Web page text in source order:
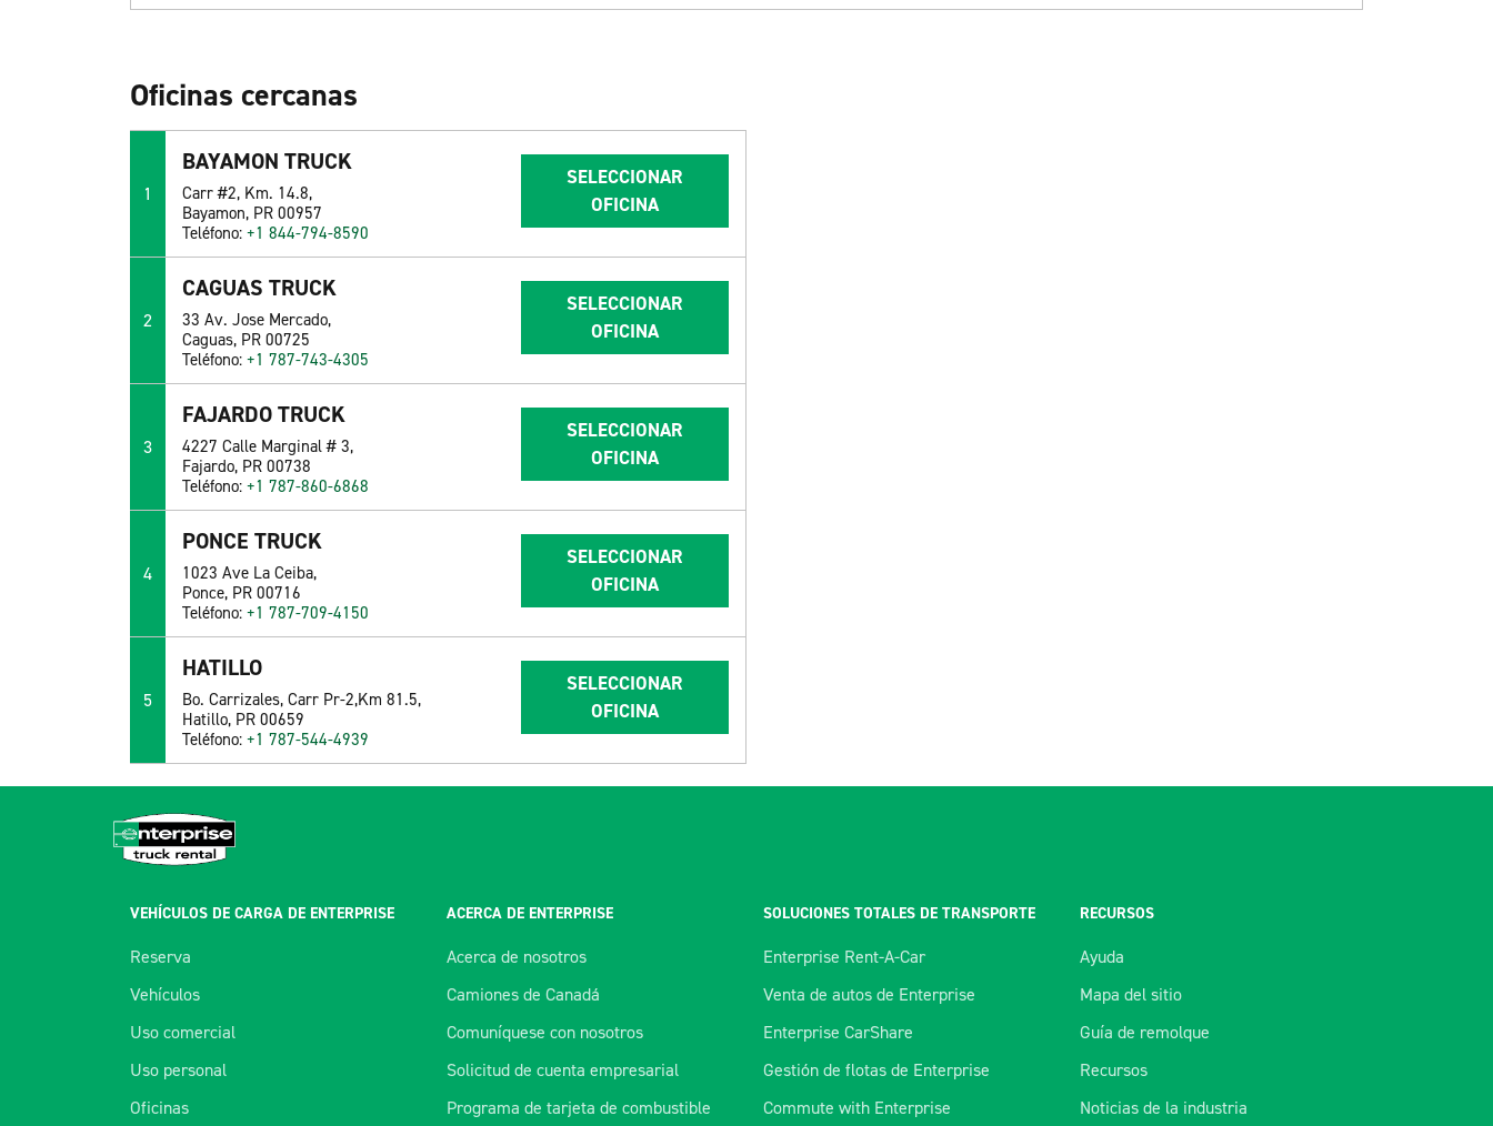
Oficinas cercanas
1
BAYAMON TRUCK
Carr #2, Km. 14.8,
Bayamon, PR 00957
Teléfono:+1 844-794-8590
SELECCIONAR
OFICINA
2
CAGUAS TRUCK
33 Av. Jose Mercado,
Caguas, PR 00725
Teléfono:+1 787-743-4305
SELECCIONAR
OFICINA
3
FAJARDO TRUCK
4227 Calle Marginal # 3,
Fajardo, PR 00738
Teléfono:+1 787-860-6868
SELECCIONAR
OFICINA
4
PONCE TRUCK
1023 Ave La Ceiba,
Ponce, PR 00716
Teléfono:+1 787-709-4150
SELECCIONAR
OFICINA
5
HATILLO
Bo. Carrizales, Carr Pr-2,Km 81.5,
Hatillo, PR 00659
Teléfono:+1 787-544-4939
SELECCIONAR
OFICINA
VEHÍCULOS DE CARGA DE ENTERPRISE
Reserva
Vehículos
Uso comercial
Uso personal
Oficinas
ACERCA DE ENTERPRISE
Acerca de nosotros
Camiones de Canadá
Comuníquese con nosotros
Solicitud de cuenta empresarial
Programa de tarjeta de combustible
SOLUCIONES TOTALES DE TRANSPORTE
Enterprise Rent-A-Car
Venta de autos de Enterprise
Enterprise CarShare
Gestión de flotas de Enterprise
Commute with Enterprise
RECURSOS
Ayuda
Mapa del sitio
Guía de remolque
Recursos
Noticias de la industria